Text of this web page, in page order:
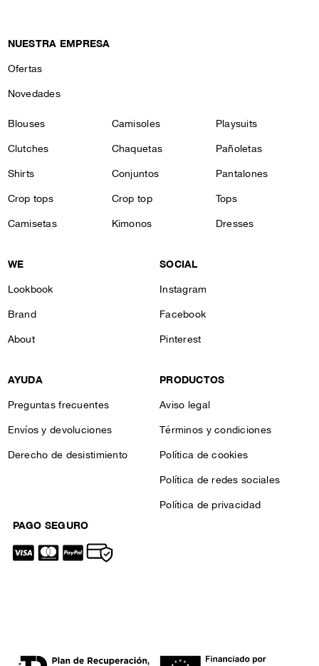
NUESTRA EMPRESA
Ofertas
Novedades
Blouses
Clutches
Shirts
Crop tops
Camisetas
Camisoles
Chaquetas
Conjuntos
Crop top
Kimonos
Playsuits
Pañoletas
Pantalones
Tops
Dresses
WE
Lookbook
Brand
About
SOCIAL
Instagram
Facebook
Pinterest
AYUDA
Preguntas frecuentes
Envíos y devoluciones
Derecho de desistimiento
PRODUCTOS
Aviso legal
Términos y condiciones
Política de cookies
Política de redes sociales
Política de privacidad
PAGO SEGURO